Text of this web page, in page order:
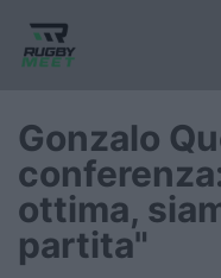
Nazionale
Nazionali giovanili
Gonzalo
ottima,
partita"